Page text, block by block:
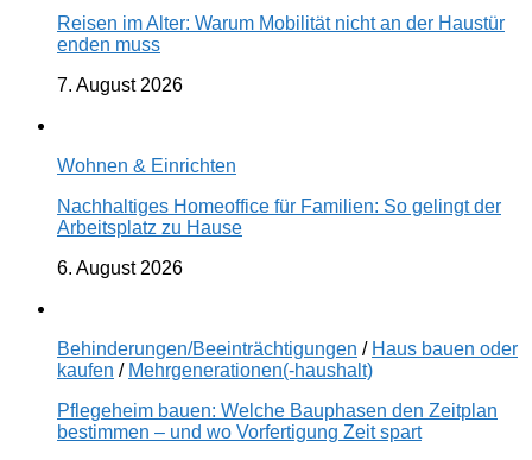
Reisen im Alter: Warum Mobilität nicht an der Haustür
enden muss
7. August 2026
Wohnen & Einrichten
Nachhaltiges Homeoffice für Familien: So gelingt der
Arbeitsplatz zu Hause
6. August 2026
Behinderungen/Beeinträchtigungen / Haus bauen oder
kaufen / Mehrgenerationen(-haushalt)
Pflegeheim bauen: Welche Bauphasen den Zeitplan
bestimmen – und wo Vorfertigung Zeit spart